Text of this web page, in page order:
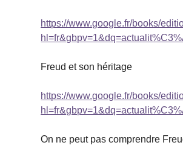
https://www.google.fr/books/
Freud et son héritage
https://www.google.fr/books/
On ne peut pas comprendre